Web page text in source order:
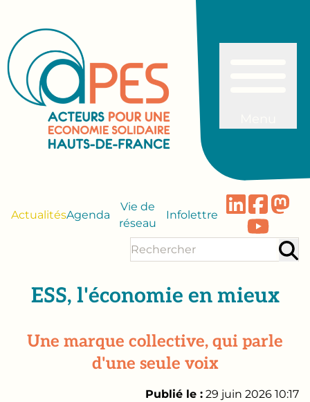
ActualitésAgenda
Vie de
réseau
Infolettre
ESS, l'économie en mieux
Une marque collective, qui parle
d'une seule voix
Publié le : 29 juin 2026 10:17